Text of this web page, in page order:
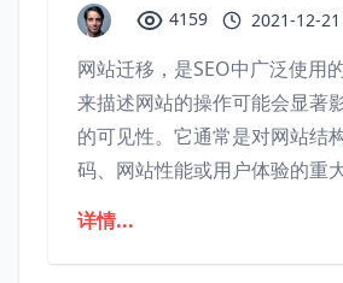
4159 2021-12-
网站迁移，是SEO中广泛使用
来描述网站的操作可能会显著
的可见性。它通常是对网站结
码、网站性能或用户体验的重大
详情...